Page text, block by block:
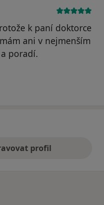
k paní doktorce
ani v nejmenším
poradí.
Simona
profil